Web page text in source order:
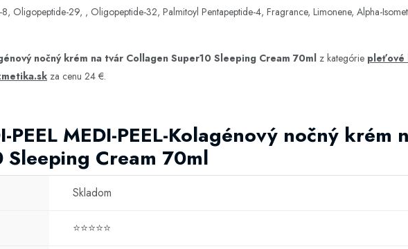
Oligopeptide-29, , Oligopeptide-32, Palmitoyl Pentapeptide-4, Fragrance, Limonene, Alpha-
nočný krém na tvár Collagen Super10 Sleeping Cream 70ml z kategórie pleťové
za cenu 24 €.
PEEL MEDI-PEEL-Kolagénový nočný krém
Cream 70ml
Skladom
⭐⭐⭐⭐⭐